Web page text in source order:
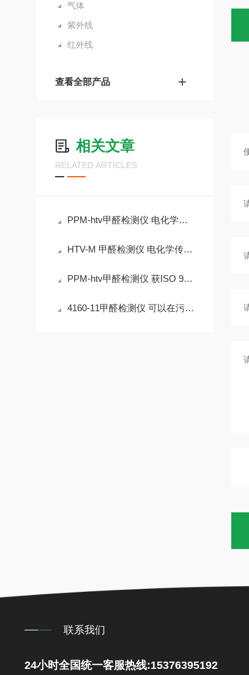
气体
紫外线
红外线
查看全部产品
相关文章
RELATED ARTICLES
PPM-htv甲醛检测仪 电化学原理 检测范围10ppm
HTV-M 甲醛检测仪 电化学传感器 室内空气质量介绍
PPM-htv甲醛检测仪 获ISO 9001：2000质量认证
4160-11甲醛检测仪 可以在污染的环境中回零 灵敏度高
联系我们
24小时全国统一客服热线:15376395192